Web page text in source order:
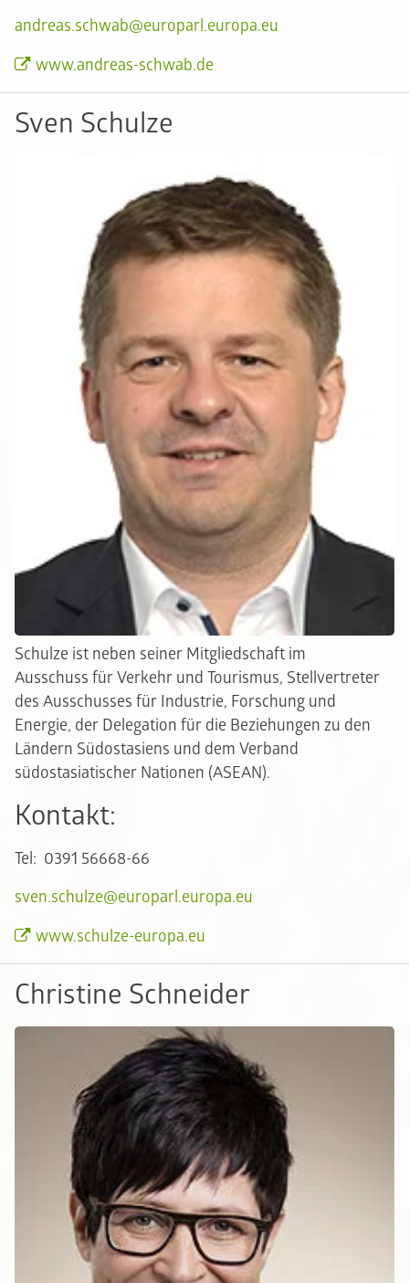
andreas.schwab@europarl.europa.eu
www.andreas-schwab.de
Sven Schulze
Schulze ist neben seiner Mitgliedschaft im
Ausschuss für Verkehr und Tourismus, Stellvertreter
des Ausschusses für Industrie, Forschung und
Energie, der Delegation für die Beziehungen zu den
Ländern Südostasiens und dem Verband
südostasiatischer Nationen (ASEAN).
Kontakt:
Tel: 0391 56668-66
sven.schulze@europarl.europa.eu
www.schulze-europa.eu
Christine Schneider